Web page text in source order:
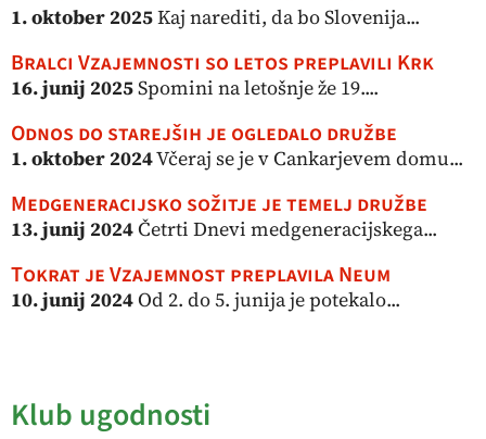
1. oktober 2025Kaj narediti, da bo Slovenija...
Bralci Vzajemnosti so letos preplavili Krk
16. junij 2025Spomini na letošnje že 19....
Odnos do starejših je ogledalo družbe
1. oktober 2024Včeraj se je v Cankarjevem domu...
Medgeneracijsko sožitje je temelj družbe
13. junij 2024Četrti Dnevi medgeneracijskega...
Tokrat je Vzajemnost preplavila Neum
10. junij 2024Od 2. do 5. junija je potekalo...
Klub ugodnosti